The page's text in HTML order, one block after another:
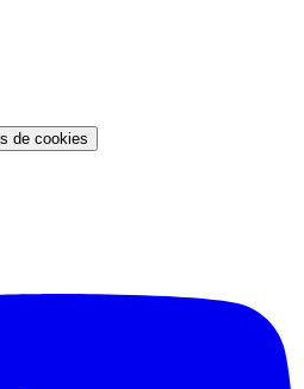
de cookies